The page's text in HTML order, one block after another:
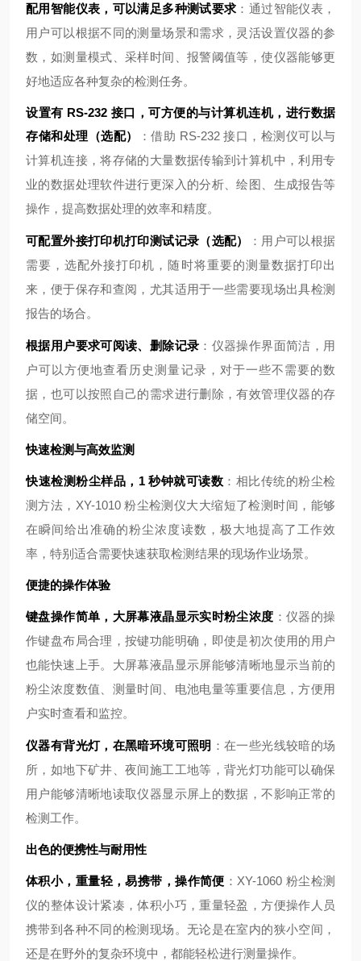
配用智能仪表，可以满足多种测试要求 ：通过智能仪表，
用户可以根据不同的测量场景和需求，灵活设置仪器的参
数，如测量模式、采样时间、报警阈值等，使仪器能够更
好地适应各种复杂的检测任务。
设置有 RS-232 接口，可方便的与计算机连机，进行数据
存储和处理（选配）
：借助 RS-232 接口，检测仪可以与
计算机连接，将存储的大量数据传输到计算机中，利用专
业的数据处理软件进行更深入的分析、绘图、生成报告等
操作，提高数据处理的效率和精度。
可配置外接打印机打印测试记录（选配）
：用户可以根据
需要，选配外接打印机，随时将重要的测量数据打印出
来，便于保存和查阅，尤其适用于一些需要现场出具检测
报告的场合。
根据用户要求可阅读、删除记录 ：仪器操作界面简洁，用
户可以方便地查看历史测量记录，对于一些不需要的数
据，也可以按照自己的需求进行删除，有效管理仪器的存
储空间。
快速检测与高效监测
快速检测粉尘样品，1 秒钟就可读数 ：相比传统的粉尘检
测方法，XY-1010 粉尘检测仪大大缩短了检测时间，能够
在瞬间给出准确的粉尘浓度读数，极大地提高了工作效
率，特别适合需要快速获取检测结果的现场作业场景。
便捷的操作体验
键盘操作简单，大屏幕液晶显示实时粉尘浓度 ：仪器的操
作键盘布局合理，按键功能明确，即使是初次使用的用户
也能快速上手。大屏幕液晶显示屏能够清晰地显示当前的
粉尘浓度数值、测量时间、电池电量等重要信息，方便用
户实时查看和监控。
仪器有背光灯，在黑暗环境可照明 ：在一些光线较暗的场
所，如地下矿井、夜间施工工地等，背光灯功能可以确保
用户能够清晰地读取仪器显示屏上的数据，不影响正常的
检测工作。
出色的便携性与耐用性
体积小，重量轻，易携带，操作简便 ：XY-1060 粉尘检测
仪的整体设计紧凑，体积小巧，重量轻盈，方便操作人员
携带到各种不同的检测现场。无论是在室内的狭小空间，
还是在野外的复杂环境中，都能轻松进行测量操作。